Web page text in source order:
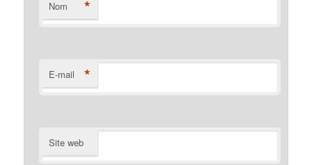
Nom *
E-mail *
Site web